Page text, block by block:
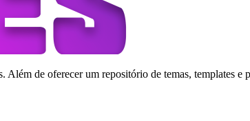
de oferecer um repositório de temas, templates e